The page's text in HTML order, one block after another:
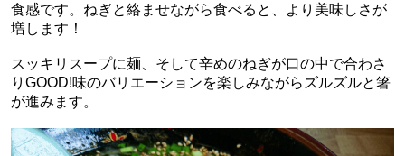
食感です。ねぎと絡ませながら食べると、より美味しさが
増します！
スッキリスープに麺、そして辛めのねぎが口の中で合わさ
りGOOD!味のバリエーションを楽しみながらズルズルと箸
が進みます。